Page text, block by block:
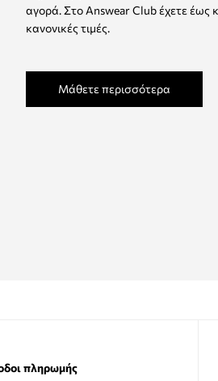
αγορά. Στο Answear Club έχετε έως
κανονικές τιμές.
Μάθετε περισσότερα
πληρωμής